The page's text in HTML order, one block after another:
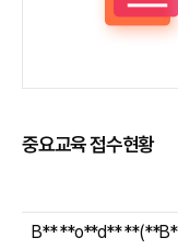
중요교육 접수현황
B** **o**d** **(**B*